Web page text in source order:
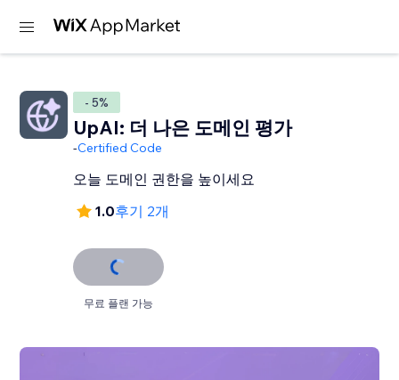
- 5%
UpAI: 더 나은 도메인 평가
-Certified Code
오늘 도메인 권한을 높이세요
1.0후기 2개
무료 플랜 가능